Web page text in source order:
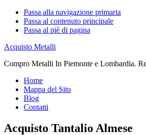
Passa alla navigazione primaria
Passa al contenuto principale
Passa al piè di pagina
Acquisto Metalli
Compro Metalli In Piemonte e Lombardia.
Home
Mappa del Sito
Blog
Contatti
Acquisto Tantalio Almese